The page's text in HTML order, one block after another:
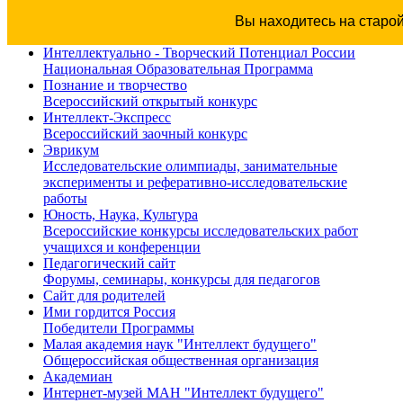
Вы находитесь на
Интеллектуально - Творческий Потенциал России
Национальная Образовательная Программа
Познание и творчество
Всероссийский открытый конкурс
Интеллект-Экспресс
Всероссийский заочный конкурс
Эврикум
Исследовательские олимпиады, занимательные
эксперименты и реферативно-исследовательские
работы
Юность, Наука, Культура
Всероссийские конкурсы исследовательских работ
учащихся и конференции
Педагогический сайт
Форумы, семинары, конкурсы для педагогов
Сайт для родителей
Ими гордится Россия
Победители Программы
Малая академия наук "Интеллект будущего"
Общероссийская общественная организация
Академиан
Интернет-музей МАН "Интеллект будущего"